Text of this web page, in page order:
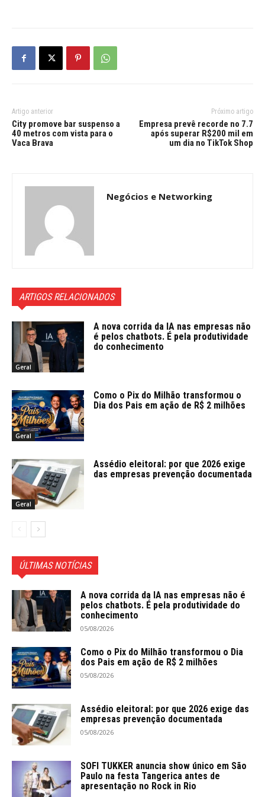
Artigo anterior
City promove bar suspenso a
40 metros com vista para o
Vaca Brava
Próximo artigo
Empresa prevê recorde no 7.7
após superar R$200 mil em
um dia no TikTok Shop
Negócios e Networking
ARTIGOS RELACIONADOS
Geral
A nova corrida da IA nas empresas não
é pelos chatbots. É pela produtividade
do conhecimento
Geral
Como o Pix do Milhão transformou o
Dia dos Pais em ação de R$ 2 milhões
Geral
Assédio eleitoral: por que 2026 exige
das empresas prevenção documentada
ÚLTIMAS NOTÍCIAS
A nova corrida da IA nas empresas não é
pelos chatbots. É pela produtividade do
conhecimento
05/08/2026
Como o Pix do Milhão transformou o Dia
dos Pais em ação de R$ 2 milhões
05/08/2026
Assédio eleitoral: por que 2026 exige das
empresas prevenção documentada
05/08/2026
SOFI TUKKER anuncia show único em São
Paulo na festa Tangerica antes de
apresentação no Rock in Rio